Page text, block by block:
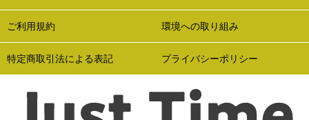
ご利用規約 環境への取り組み
特定商取引法による表記 プライバシーポリシー